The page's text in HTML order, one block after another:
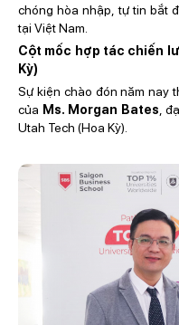
chóng hòa nhập, tự tin bắt
tại Việt Nam.
Cột mốc hợp tác chiến
Kỳ)
Sự kiện chào đón năm nay
của Ms. Morgan Bates ,
Utah Tech (Hoa Kỳ).